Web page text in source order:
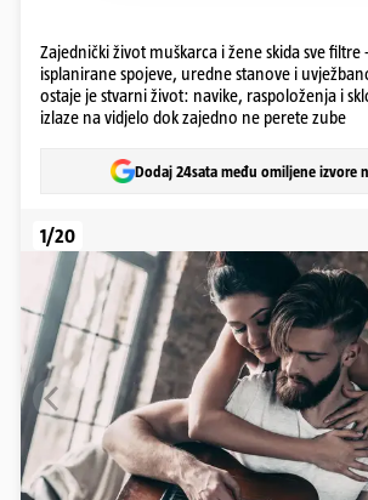
Zajednički život muškarca i žene skida sve filtre
isplanirane spojeve, uredne stanove i
ostaje je stvarni život: navike, raspoloženja i
izlaze na vidjelo dok zajedno ne perete zube
Dodaj 24sata među omiljene izvore
1/20